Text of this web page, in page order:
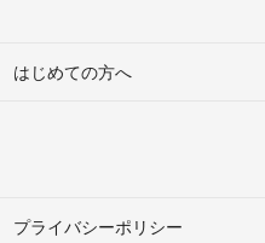
はじめての方へ
プライバシーポリシー